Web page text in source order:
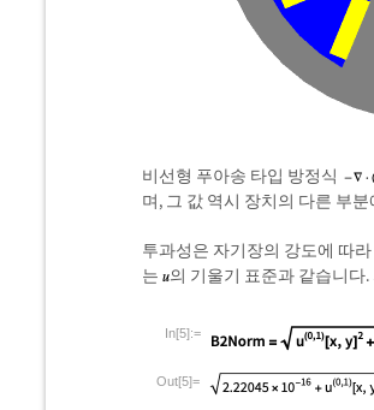
비선형 푸아송 타입 방정식
며, 그 값 역시 장치의 다른 부
투과성은 자기장의 강도에 따
는
의 기울기 표준과 같습니다
In[5]:=
Out[5]=